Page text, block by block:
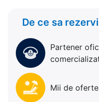
De ce sa
Partener
Mii de